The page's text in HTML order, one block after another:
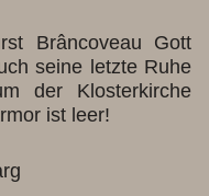
Brâncoveau Gott
seine letzte Ruhe
der Klosterkirche
ist leer!